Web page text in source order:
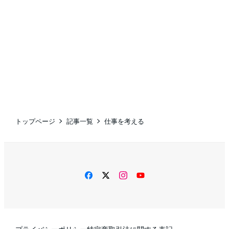
トップページ 記事一覧 仕事を考える
facebooktwitterinstagram
YouTube